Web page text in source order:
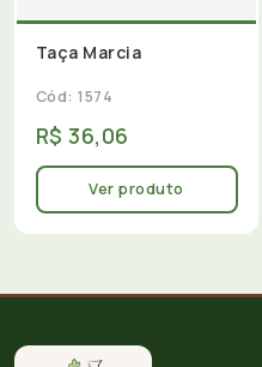
Taça Marcia
Cód: 1574
R$ 36,06
Ver produto